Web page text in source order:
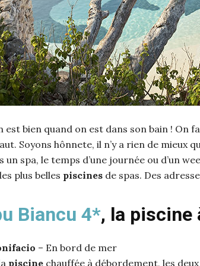
est bien quand on est dans son bain ! On
Soyons hônnete, il n’y a rien de mieux
un spa, le temps d’une journée ou d’un
plus belles piscines de spas. Des
Biancu 4*, la piscine
– En bord de mer
piscine chauffée à débordement, les